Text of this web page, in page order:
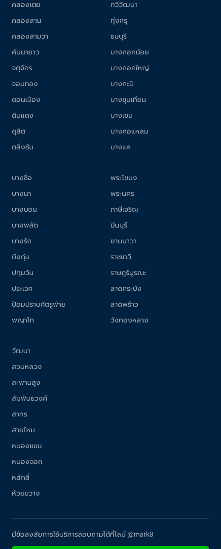
คลองเตย
คลองสาน
คลองสามวา
คันนายาว
จตุจักร
จอมทอง
ดอนเมือง
ดินแดง
ดุสิต
ตลิ่งชัน
ทวีวัฒนา
ทุ่งครุ
ธนบุรี
บางกอกน้อย
บางกอกใหญ่
บางกะปิ
บางขุนเทียน
บางเขน
บางคอแหลม
บางแค
บางซื่อ
บางนา
บางบอน
บางพลัด
บางรัก
บึงกุ่ม
ปทุมวัน
ประเวศ
ป้อมปราบศัตรูพ่าย
พญาไท
พระโขนง
พระนคร
ภาษีเจริญ
มีนบุรี
ยานนาวา
ราชเทวี
ราษฎร์บูรณะ
ลาดกระบัง
ลาดพร้าว
วังทองหลาง
วัฒนา
สวนหลวง
สะพานสูง
สัมพันธวงศ์
สาทร
สายไหม
หนองแขม
หนองจอก
หลักสี่
ห้วยขวาง
มีข้อสงสัยการใช้บริการสอบถามได้ที่ไลน์ @mark8